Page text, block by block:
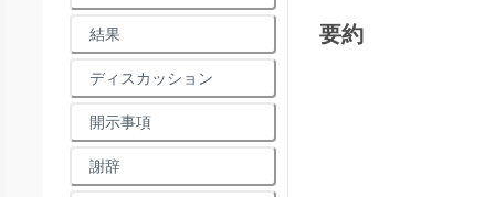
結果
ディスカッション
開示事項
謝辞
要約